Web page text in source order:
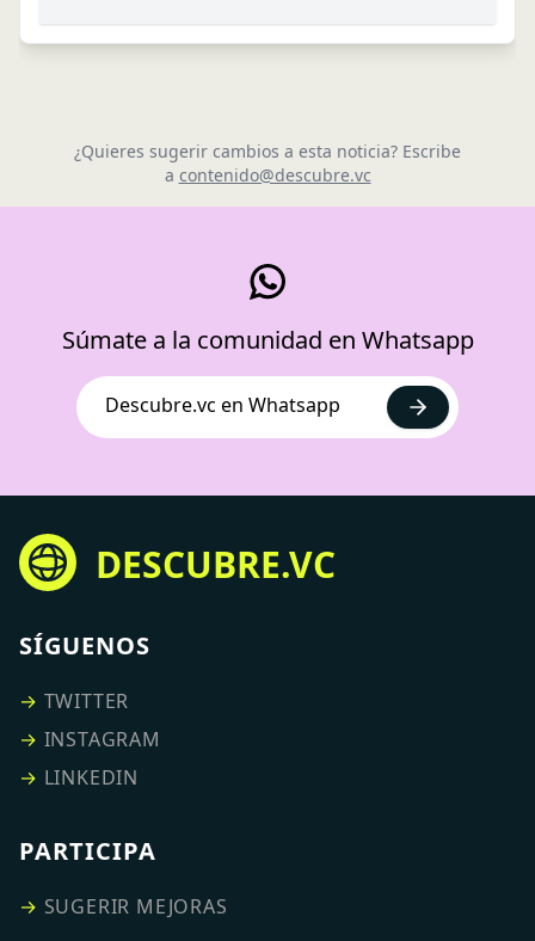
¿Quieres sugerir cambios a esta noticia? Escribe
a contenido@descubre.vc
Súmate a la comunidad en Whatsapp
Descubre.vc en Whatsapp
DESCUBRE.VC
SÍGUENOS
→ TWITTER
→ INSTAGRAM
→ LINKEDIN
PARTICIPA
→ SUGERIR MEJORAS